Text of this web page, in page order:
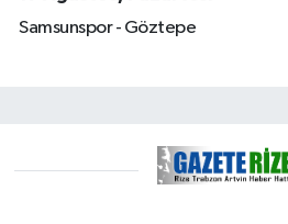
Samsunspor - Göztepe